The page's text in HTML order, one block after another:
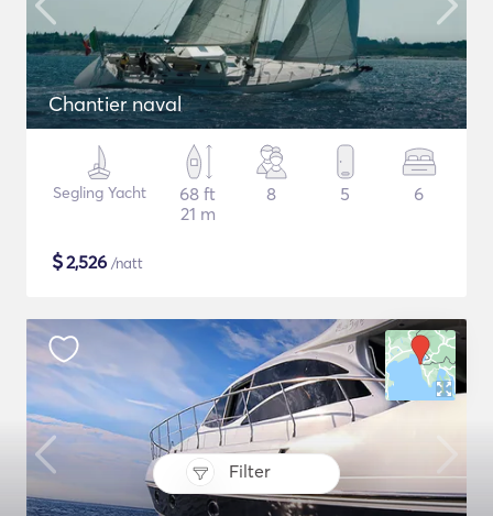
Filter
Chantier naval
Segling Yacht
68 ft
21 m
8 5 6
$2,526 /natt